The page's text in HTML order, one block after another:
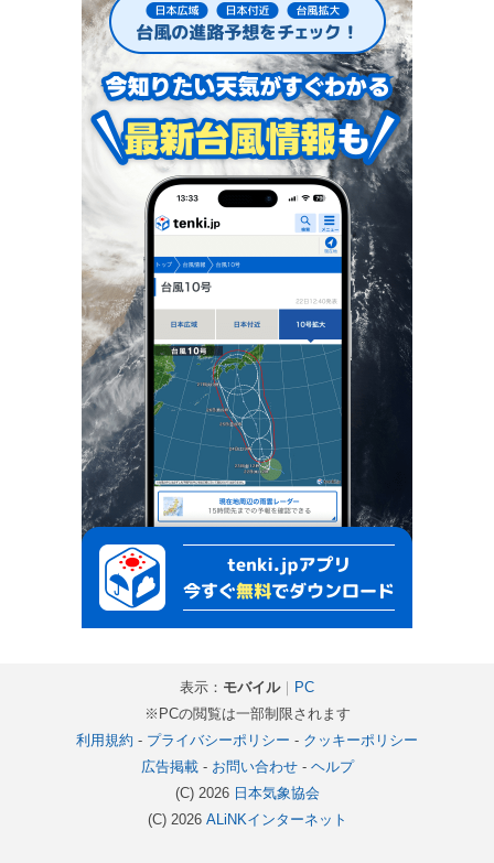
表示： モバイル｜ PC
※PCの閲覧は一部制限されます
利用規約 - プライバシーポリシー - クッキーポリシー
広告掲載- お問い合わせ- ヘルプ
(C) 2026 日本気象協会
(C) 2026 ALiNKインターネット